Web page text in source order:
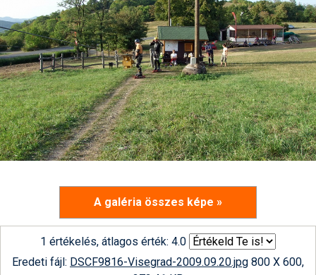
A galéria összes képe »
1 értékelés, átlagos érték: 4.0
Eredeti fájl: DSCF9816-Visegrad-2009.09.20.jpg 800 X 600,